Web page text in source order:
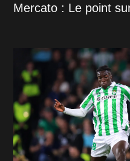
Mercato : Le point